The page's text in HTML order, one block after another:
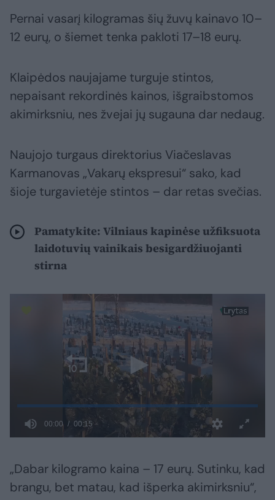
Pernai vasarį kilogramas šių žuvų kainavo 10–
12 eurų, o šiemet tenka pakloti 17–18 eurų.
Klaipėdos naujajame turguje stintos,
nepaisant rekordinės kainos, išgraibstomos
akimirksniu, nes žvejai jų sugauna dar nedaug.
Naujojo turgaus direktorius Viačeslavas
Karmanovas „Vakarų ekspresui“ sako, kad
šioje turgavietėje stintos – dar retas svečias.
Pamatykite: Vilniaus kapinėse užfiksuota
laidotuvių vainikais besigardžiuojanti
stirna
„Dabar kilogramo kaina – 17 eurų. Sutinku, kad
brangu, bet matau, kad išperka akimirksniu“,